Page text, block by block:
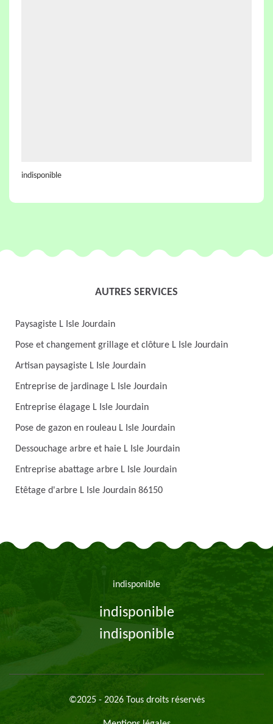
indisponible
AUTRES SERVICES
Paysagiste L Isle Jourdain
Pose et changement grillage et clôture L Isle Jourdain
Artisan paysagiste L Isle Jourdain
Entreprise de jardinage L Isle Jourdain
Entreprise élagage L Isle Jourdain
Pose de gazon en rouleau L Isle Jourdain
Dessouchage arbre et haie L Isle Jourdain
Entreprise abattage arbre L Isle Jourdain
Etêtage d'arbre L Isle Jourdain 86150
indisponible
indisponible
indisponible
©2025 - 2026 Tous droits réservés